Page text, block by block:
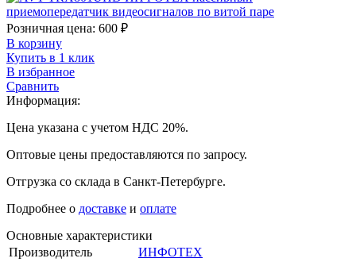
Розничная цена: 600 ₽
В корзину
Купить в 1 клик
В избранное
Сравнить
Информация:
Цена указана с учетом НДС 20%.
Оптовые цены предоставляются по запросу.
Отгрузка со склада в Санкт-Петербурге.
Подробнее о доставке и оплате
Основные характеристики
Производитель
ИНФОТЕХ